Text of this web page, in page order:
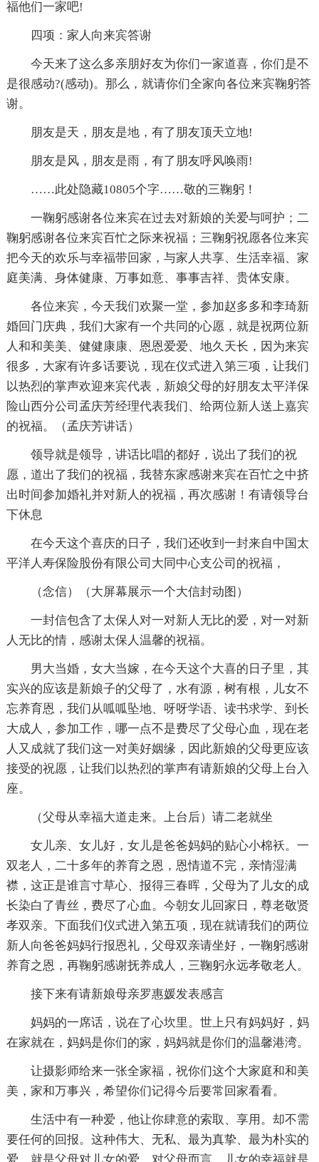
福他们一家吧!
四项：家人向来宾答谢
今天来了这么多亲朋好友为你们一家道喜，你们是不
是很感动?(感动)。那么，就请你们全家向各位来宾鞠躬答
谢。
朋友是天，朋友是地，有了朋友顶天立地!
朋友是风，朋友是雨，有了朋友呼风唤雨!
……此处隐藏10805个字……敬的三鞠躬！
一鞠躬感谢各位来宾在过去对新娘的关爱与呵护；二
鞠躬感谢各位来宾百忙之际来祝福；三鞠躬祝愿各位来宾
把今天的欢乐与幸福带回家，与家人共享、生活幸福、家
庭美满、身体健康、万事如意、事事吉祥、贵体安康。
各位来宾，今天我们欢聚一堂，参加赵多多和李琦新
婚回门庆典，我们大家有一个共同的心愿，就是祝两位新
人和和美美、健健康康、恩恩爱爱、地久天长，因为来宾
很多，大家有许多话要说，现在仪式进入第三项，让我们
以热烈的掌声欢迎来宾代表，新娘父母的好朋友太平洋保
险山西分公司孟庆芳经理代表我们、给两位新人送上嘉宾
的祝福。（孟庆芳讲话）
领导就是领导，讲话比唱的都好，说出了我们的祝
愿，道出了我们的祝福，我替东家感谢来宾在百忙之中挤
出时间参加婚礼并对新人的祝福，再次感谢！有请领导台
下休息
在今天这个喜庆的日子，我们还收到一封来自中国太
平洋人寿保险股份有限公司大同中心支公司的祝福，
（念信）（大屏幕展示一个大信封动图）
一封信包含了太保人对一对新人无比的爱，对一对新
人无比的情，感谢太保人温馨的祝福。
男大当婚，女大当嫁，在今天这个大喜的日子里，其
实兴的应该是新娘子的父母了，水有源，树有根，儿女不
忘养育恩，我们从呱呱坠地、呀呀学语、读书求学、到长
大成人，参加工作，哪一点不是费尽了父母心血，现在老
人又成就了我们这一对美好姻缘，因此新娘的父母更应该
接受的祝愿，让我们以热烈的掌声有请新娘的父母上台入
座。
（父母从幸福大道走来。上台后）请二老就坐
女儿亲、女儿好，女儿是爸爸妈妈的贴心小棉袄。一
双老人，二十多年的养育之恩，恩情道不完，亲情湿满
襟，这正是谁言寸草心、报得三春晖，父母为了儿女的成
长染白了青丝，费尽了心血。今朝女儿回家日，尊老敬贤
孝双亲。下面我们仪式进入第五项，现在就请我们的两位
新人向爸爸妈妈行报恩礼，父母双亲请坐好，一鞠躬感谢
养育之恩，再鞠躬感谢抚养成人，三鞠躬永远孝敬老人。
接下来有请新娘母亲罗惠媛发表感言
妈妈的一席话，说在了心坎里。世上只有妈妈好，妈
在家就在，妈妈是你们的家，妈妈就是你们的温馨港湾。
让摄影师给来一张全家福，祝你们这个大家庭和和美
美，家和万事兴，希望你们记得今后要常回家看看。
生活中有一种爱，他让你肆意的索取、享用。却不需
要任何的回报。这种伟大、无私、最为真挚、最为朴实的
爱。就是父母对儿女的爱。对父母而言，儿女的幸福就是